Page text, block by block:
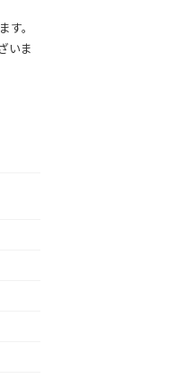
。
いま